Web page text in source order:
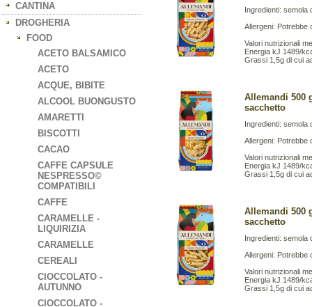
CANTINA
DROGHERIA
FOOD
ACETO BALSAMICO
ACETO
ACQUE, BIBITE
ALCOOL BUONGUSTO
AMARETTI
BISCOTTI
CACAO
CAFFE CAPSULE
NESPRESSO©
COMPATIBILI
CAFFE
CARAMELLE -
LIQUIRIZIA
CARAMELLE
CEREALI
CIOCCOLATO -
AUTUNNO
CIOCCOLATO -
Ingredienti: semola
Allergeni: Potrebbe
Valori nutrizionali
Energia kJ 1489/
Grassi 1,5g di cui
Allemandi 500
sacchetto
Ingredienti: semola
Allergeni: Potrebbe
Valori nutrizionali
Energia kJ 1489/
Grassi 1,5g di cui
Allemandi 500
sacchetto
Ingredienti: semola
Allergeni: Potrebbe
Valori nutrizionali
Energia kJ 1489/
Grassi 1,5g di cui